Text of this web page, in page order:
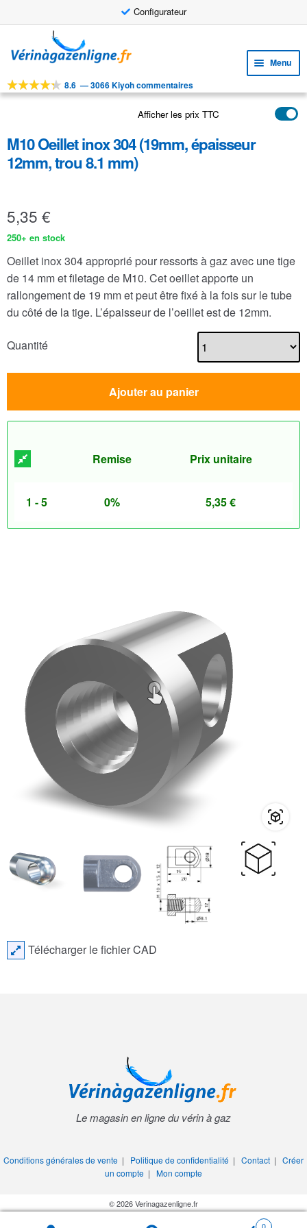
Configurateur
à
navigation
au
Menu
OUTILS
le
menu
APPLICATIONS
SERVICE CLIENTELE
8.6 —3066 Kiyoh commentaires
Afficher les prix TTC
M10 Oeillet inox 304 (19mm, épaisseur
12mm, trou 8.1 mm)
5,35 €
250+ en stock
Oeillet inox 304 approprié pour ressorts à gaz avec une tige
de 14 mm et filetage de M10. Cet oeillet apporte un
rallongement de 19 mm et peut être fixé à la fois sur le tube
du côté de la tige. L’épaisseur de l’oeillet est de 12mm.
Quantité
Ajouter au panier
Remise Prix unitaire
1 - 5 0% 5,35€
Télécharger le fichier CAD
Le magasin en ligne du vérin à gaz
Conditions générales de vente | Politique de confidentialité | Contact | Créer
un compte | Mon compte
© 2026 Verinagazenligne.fr